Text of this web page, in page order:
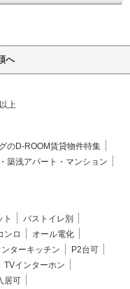
へ
上
のD-ROOM賃貸物件特集
築浅アパート・マンション
ト
バストイレ別
ンロ
オール電化
ンターキッチン
P2台可
TVインターホン
居可